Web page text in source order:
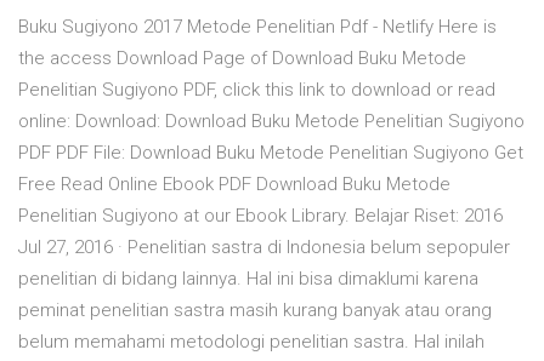
Buku Sugiyono 2017 Metode Penelitian Pdf - Netlify Here is
the access Download Page of Download Buku Metode
Penelitian Sugiyono PDF, click this link to download or read
online: Download: Download Buku Metode Penelitian Sugiyono
PDF PDF File: Download Buku Metode Penelitian Sugiyono Get
Free Read Online Ebook PDF Download Buku Metode
Penelitian Sugiyono at our Ebook Library. Belajar Riset: 2016
Jul 27, 2016 · Penelitian sastra di Indonesia belum sepopuler
penelitian di bidang lainnya. Hal ini bisa dimaklumi karena
peminat penelitian sastra masih kurang banyak atau orang
belum memahami metodologi penelitian sastra. Hal inilah